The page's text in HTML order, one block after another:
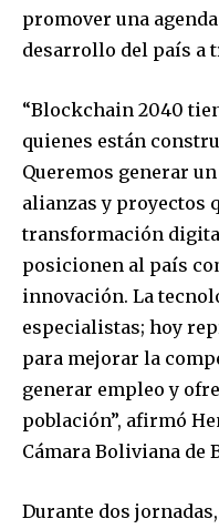
promover una
desarrollo del país a
“Blockchain 2040
quienes están
Queremos generar
alianzas y proyectos
transformación
posicionen al país
innovación. La
especialistas; hoy
para mejorar la
generar empleo y
población”, afirmó
Cámara Boliviana de
Durante dos